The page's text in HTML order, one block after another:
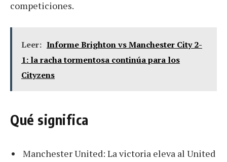
competiciones.
Leer: Informe Brighton vs Manchester City 2-
1: la racha tormentosa continúa para los
Cityzens
Qué significa
Manchester United: La victoria eleva al United